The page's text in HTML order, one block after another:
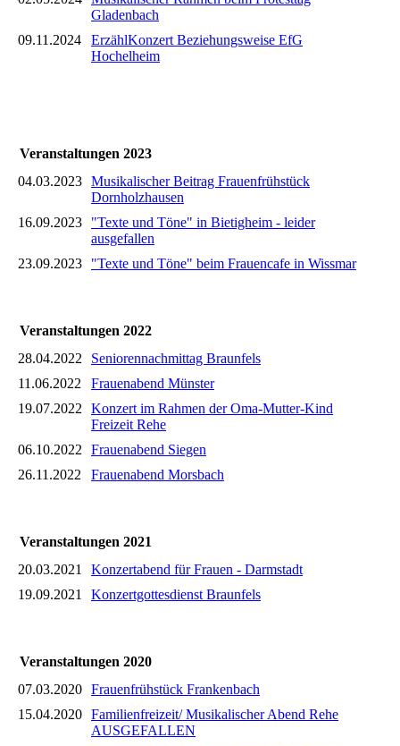
Gladenbach
09.11.2024
ErzählKonzert Beziehungsweise EfG
Hochelheim
Veranstaltungen 2023
04.03.2023 Musikalischer Beitrag Frauenfrühstück
Dornholzhausen
16.09.2023
"Texte und Töne" in Bietigheim - leider
ausgefallen
23.09.2023
"Texte und Töne" beim Frauencafe in Wissmar
Veranstaltungen 2022
28.04.2022
Seniorennachmittag Braunfels
11.06.2022
Frauenabend Münster
19.07.2022
Konzert im Rahmen der Oma-Mutter-Kind
Freizeit Rehe
06.10.2022
Frauenabend Siegen
26.11.2022
Frauenabend Morsbach
Veranstaltungen 2021
20.03.2021
Konzertabend für Frauen - Darmstadt
19.09.2021
Konzertgottesdienst Braunfels
Veranstaltungen 2020
07.03.2020 Frauenfrühstück Frankenbach
15.04.2020 Familienfreizeit/ Musikalischer Abend Rehe
AUSGEFALLEN